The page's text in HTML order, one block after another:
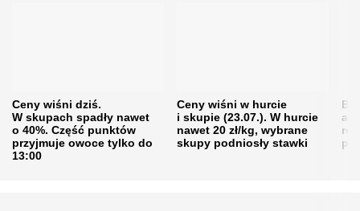
Ceny wiśni dziś.
W skupach spadły nawet
o 40%. Część punktów
przyjmuje owoce tylko do
13:00
Ceny wiśni w hurcie
i skupie (23.07.). W hurcie
nawet 20 zł/kg, wybrane
skupy podniosły stawki